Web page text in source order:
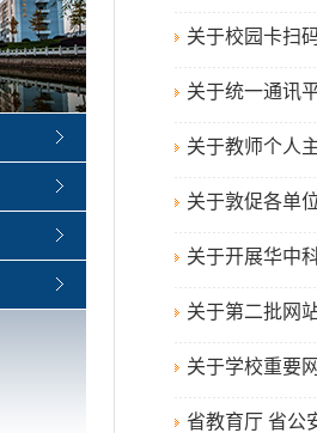
关于校园卡扫
关于统一通讯
关于教师个人
关于敦促各单
关于开展华中
关于第二批网
关于学校重要
省教育厅 省公